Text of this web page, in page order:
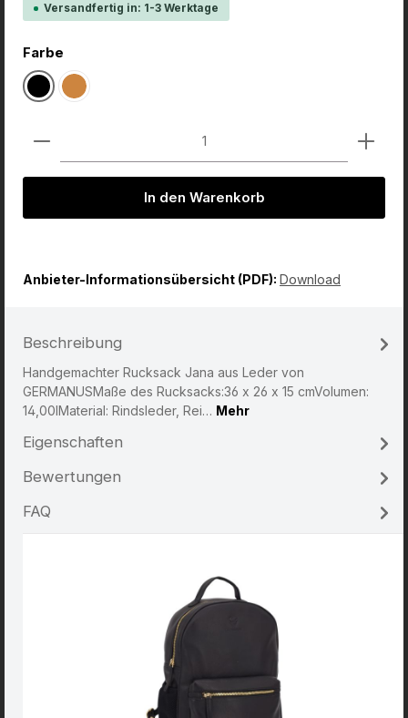
Versandfertig in: 1-3 Werktage
Farbe
Schwarz
Braun
Produkt Anzahl: Gib den gewünschten Wert ein
In den Warenkorb
Anbieter-Informationsübersicht (PDF): Download
Beschreibung
Handgemachter Rucksack Jana aus Leder von
GERMANUSMaße des Rucksacks:36 x 26 x 15 cmVolumen:
14,00lMaterial: Rindsleder, Rei… Mehr
Eigenschaften
Bewertungen
FAQ